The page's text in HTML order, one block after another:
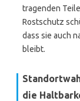
tragenden
Rostschutz
dass sie auch
bleibt.
die